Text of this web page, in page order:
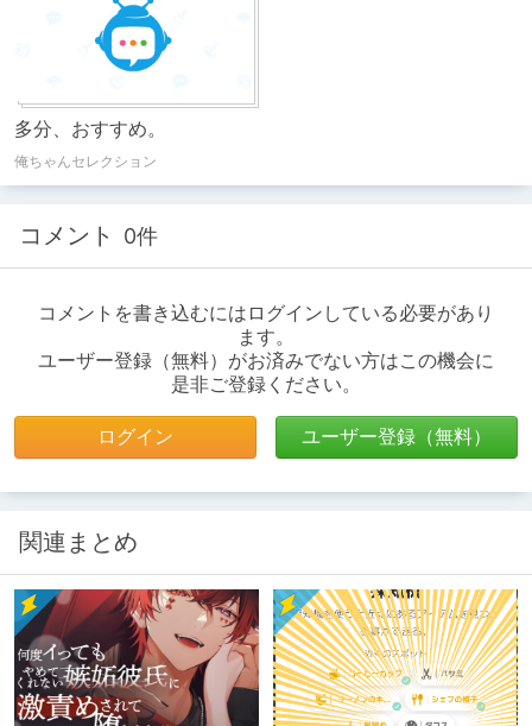
多分、おすすめ。
俺ちゃんセレクション
コメント 0件
コメントを書き込むにはログインしている必要があり
ます。
ユーザー登録（無料）がお済みでない方はこの機会に
是非ご登録ください。
ログイン ユーザー登録（無料）
関連まとめ